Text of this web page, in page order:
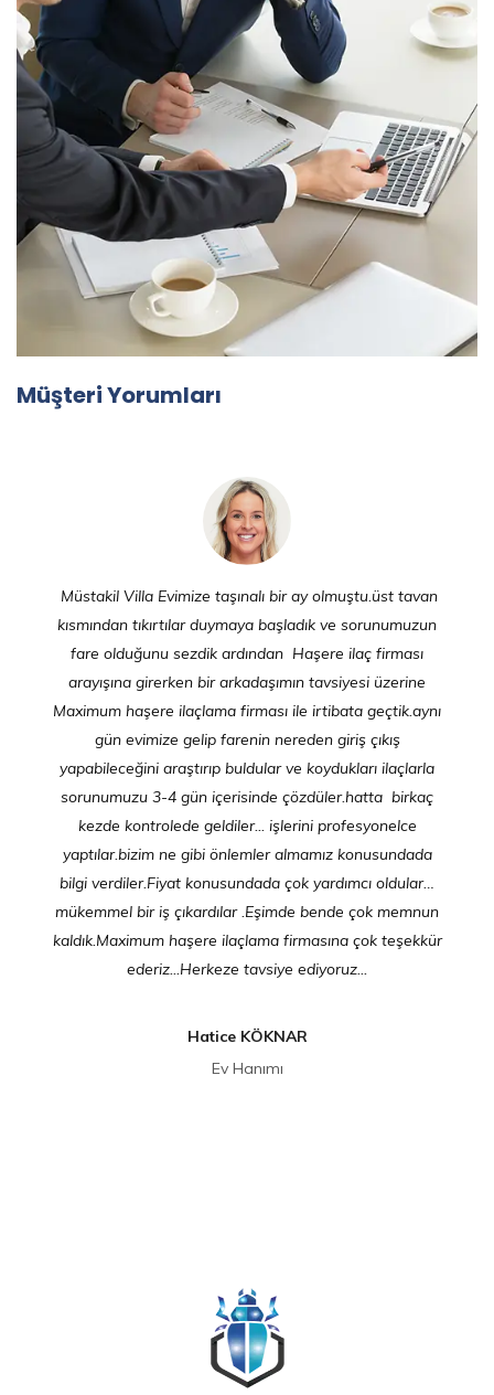
Müşteri Yorumları
Müstakil Villa Evimize taşınalı bir ay olmuştu.üst tavan
kısmından tıkırtılar duymaya başladık ve sorunumuzun
fare olduğunu sezdik ardından Haşere ilaç firması
arayışına girerken bir arkadaşımın tavsiyesi üzerine
Maximum haşere ilaçlama firması ile irtibata geçtik.aynı
gün evimize gelip farenin nereden giriş çıkış
yapabileceğini araştırıp buldular ve koydukları ilaçlarla
sorunumuzu 3-4 gün içerisinde çözdüler.hatta birkaç
kezde kontrolede geldiler... işlerini profesyonelce
yaptılar.bizim ne gibi önlemler almamız konusundada
bilgi verdiler.Fiyat konusundada çok yardımcı oldular…
mükemmel bir iş çıkardılar .Eşimde bende çok memnun
kaldık.Maximum haşere ilaçlama firmasına çok teşekkür
ederiz...Herkeze tavsiye ediyoruz...
Hatice KÖKNAR
Ev Hanımı